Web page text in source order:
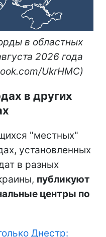
в областных
2026 года
UkrHMC)
в других
"местных"
установленных
в разных
публикуют
центры по
Днестр: